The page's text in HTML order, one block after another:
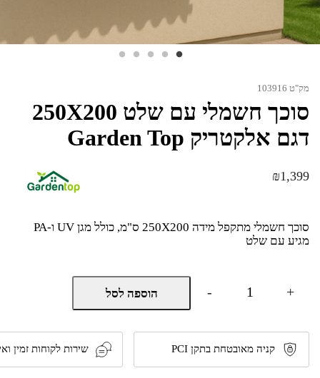
מק"ט 103916
סוכך חשמלי עם שלט 250X200
דגם אלקטריק Garden Top
₪1,399
סוכך חשמלי מתקפל מידה 250X200 ס"מ, כולל מגן UV ו-PA
מגיע עם שלט
-
כמות
סוכך
עם
שלט
250X200
דגם
+ הוספה לסל
קניה מאובטחת בתקן PCI שירות לקוחות זמין